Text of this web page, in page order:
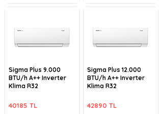
Sigma Plus 9.000
BTU/h A++ Inverter
Klima R32
40185 TL
Sigma Plus 12.000
BTU/h A++ Inverter
Klima R32
42890 TL